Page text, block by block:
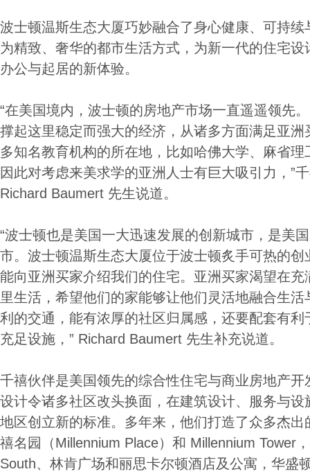
波士顿温斯生态大厦巧妙融合了身心健康、可持
为精致、奢华的都市生活方式，为新一代的住宅
办公与起居的新体验。
“在美国境内，波士顿的房地产市场一直遥遥领先
撑起这里稳定而强大的经济，从诸多方面满足亚
多知名教育机构的所在地，比如哈佛大学、麻省
因此对考虑来美求学的亚洲人士有巨大吸引力，”
Richard Baumert 先生说道。
“波士顿也是美国一大迅速发展的创新城市，是美
市。波士顿温斯生态大厦位于波士顿炙手可热的
能向亚洲买家介绍我们的住宅。亚洲买家渴望在
里生活，希望他们的家能够让他们灵活地融合生
利的交通，能有浓厚的社区归属感，还要配套有
充足设施，” Richard Baumert 先生补充说道。
千禧伙伴是美国领先的综合性住宅与商业房地产
设计令诸多社区改头换面，在建筑设计、服务与
地区创立新的标准。多年来，他们打造了众多杰
禧名园（Millennium Place）和 Millennium Tower
South、林肯广场和丽思卡尔顿酒店及公寓，华盛